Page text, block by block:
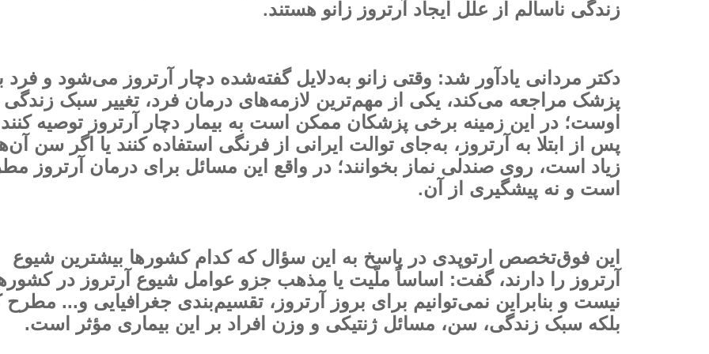
زندگی ناسالم از علل ایجاد آرتروز زانو هستند.
دکتر مردانی یادآور شد: وقتی زانو به‌دلایل گفته‌شده دچار آرتروز می‌شود و فرد
پزشک مراجعه می‌کند، یکی از مهم‌ترین لازمه‌های درمان فرد، تغییر سبک زندگی
اوست؛ در این زمینه برخی پزشکان ممکن است به بیمار دچار آرتروز توصیه
پس از ابتلا به آرتروز، به‌جای توالت ایرانی از فرنگی استفاده کنند یا اگر سن
زیاد است، روی صندلی نماز بخوانند؛ در واقع این مسائل برای درمان آرتروز
است و نه پیشگیری از آن.
این فوق‌تخصص ارتوپدی در پاسخ به این سؤال که کدام کشورها بیشترین شیوع
آرتروز را دارند، گفت: اساساً ملّیت یا مذهب جزو عوامل شیوع آرتروز در
نیست و بنابراین نمی‌توانیم برای بروز آرتروز، تقسیم‌بندی جغرافیایی و... مطرح
بلکه سبک زندگی، سن، مسائل ژنتیکی و وزن افراد بر این بیماری مؤثر است.